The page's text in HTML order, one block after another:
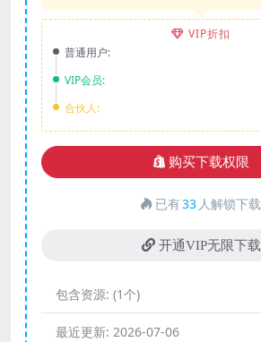
VIP折扣
普通用户:
VIP会员:
合伙人:
购买下载权限
已有33 人解锁下载
开通VIP无限下载
包含资源: (1个)
最近更新: 2026-07-06